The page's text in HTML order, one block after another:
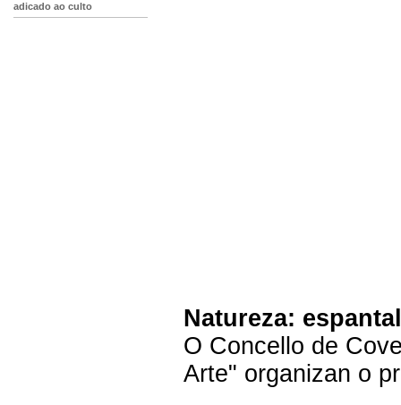
adicado ao culto
Natureza:
O Concello de
Arte" organizan o